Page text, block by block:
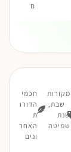
ם
מקורות
שבת,
שנת
שמיטה
חכמי
הדורו
ת
האחר
ונים